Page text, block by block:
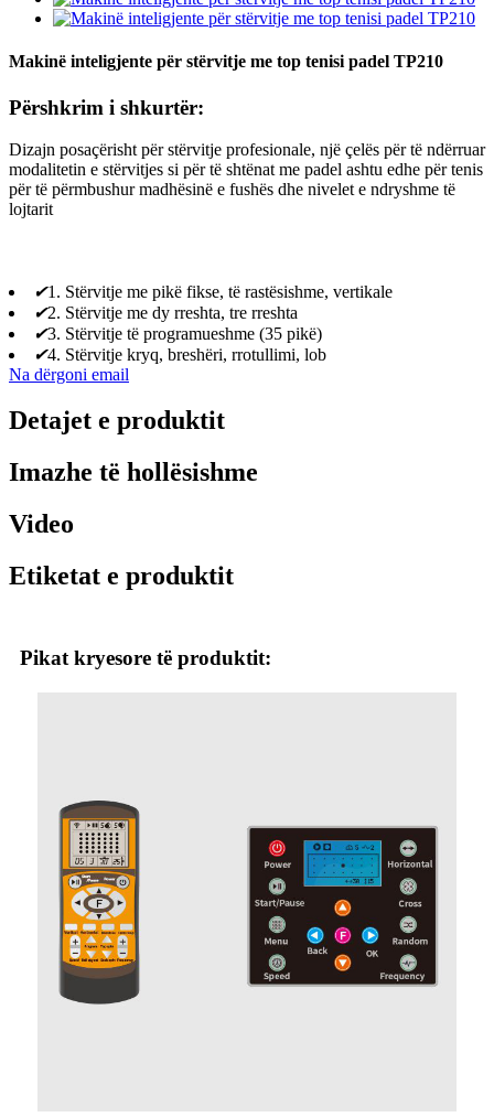
Makinë inteligjente për stërvitje me top tenisi padel TP210
Përshkrim i shkurtër:
Dizajn posaçërisht për stërvitje profesionale, një çelës për të ndërruar
modalitetin e stërvitjes si për të shtënat me padel ashtu edhe për tenis
për të përmbushur madhësinë e fushës dhe nivelet e ndryshme të
lojtarit
✔1. Stërvitje me pikë fikse, të rastësishme, vertikale
✔2. Stërvitje me dy rreshta, tre rreshta
✔3. Stërvitje të programueshme (35 pikë)
✔4. Stërvitje kryq, breshëri, rrotullimi, lob
Na dërgoni email
Detajet e produktit
Imazhe të hollësishme
Video
Etiketat e produktit
Pikat kryesore të produktit: